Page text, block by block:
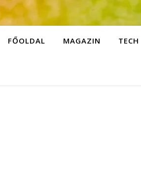
FŐOLDAL MAGAZIN TECH